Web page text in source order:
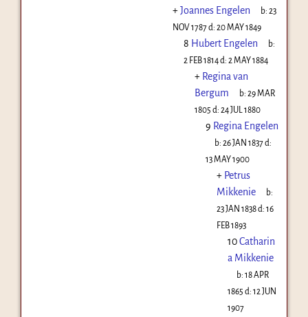
+Joannes Engelen b:23
NOV 1787d: 20 MAY 1849
8 Hubert Engelen
b:
2 FEB 1814d: 2 MAY 1884
+ Regina van
Bergum
b:29 MAR
1805 d: 24 JUL 1880
9 Regina Engelen
b:26 JAN 1837d:
13 MAY 1900
+ Petrus
Mikkenie
b:
23 JAN 1838d: 16
FEB 1893
10Catharin
a Mikkenie
b:18 APR
1865 d: 12 JUN
1907